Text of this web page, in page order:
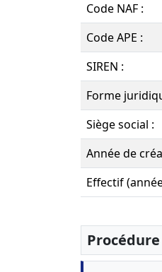
Code NAF :
Code APE :
SIREN :
Forme
Siège social :
Année de
Effectif